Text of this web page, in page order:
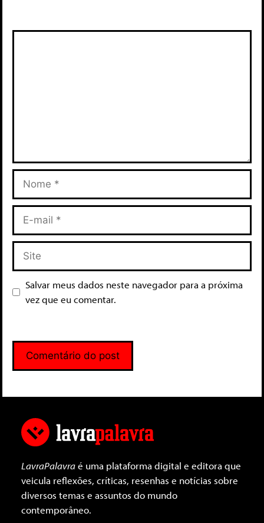
Salvar meus dados neste navegador para a próxima
vez que eu comentar.
LavraPalavraé uma plataforma digital e editora que
veicula reflexões, críticas, resenhas e notícias sobre
diversos temas e assuntos do mundo
contemporâneo.